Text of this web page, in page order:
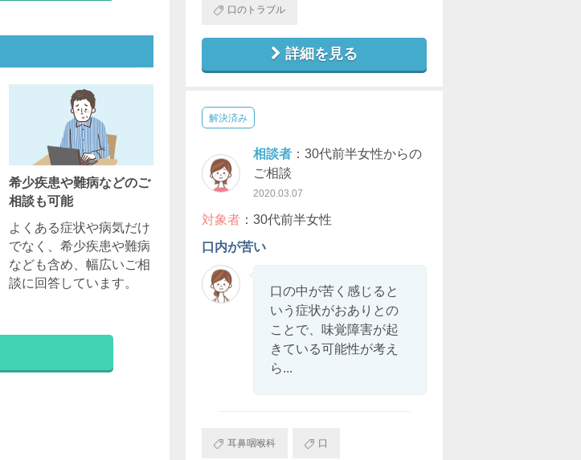
希少疾患や難病などのご
相談も可能
よくある症状や病気だけ
でなく、希少疾患や難病
なども含め、幅広いご相
談に回答しています。
口のトラブル
詳細を見る
解決済み
相談者：30代前半女性からの
ご相談
2020.03.07
対象者：30代前半女性
口内が苦い
口の中が苦く感じると
いう症状がおありとの
ことで、味覚障害が起
きている可能性が考え
ら...
耳鼻咽喉科 口